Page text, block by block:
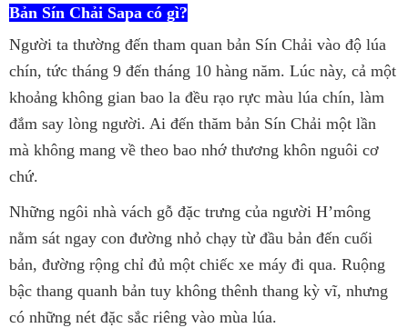
Bản Sín Chải Sapa có gì?
Người ta thường đến tham quan bản Sín Chải vào độ lúa
chín, tức tháng 9 đến tháng 10 hàng năm. Lúc này, cả một
khoảng không gian bao la đều rạo rực màu lúa chín, làm
đắm say lòng người. Ai đến thăm bản Sín Chải một lần
mà không mang về theo bao nhớ thương khôn nguôi cơ
chứ.
Những ngôi nhà vách gỗ đặc trưng của người H’mông
nằm sát ngay con đường nhỏ chạy từ đầu bản đến cuối
bản, đường rộng chỉ đủ một chiếc xe máy đi qua. Ruộng
bậc thang quanh bản tuy không thênh thang kỳ vĩ, nhưng
có những nét đặc sắc riêng vào mùa lúa.